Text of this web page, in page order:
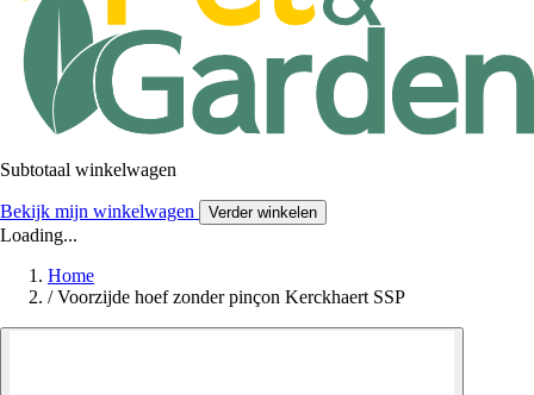
Subtotaal winkelwagen
Bekijk mijn winkelwagen Verder winkelen
Loading...
Home
/ Voorzijde hoef zonder pinçon Kerckhaert SSP